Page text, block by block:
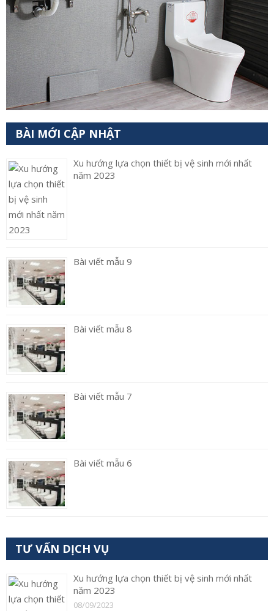
BÀI MỚI CẬP NHẬT
Xu hướng lựa chọn thiết bị vệ sinh mới nhất
năm 2023
Bài viết mẫu 9
Bài viết mẫu 8
Bài viết mẫu 7
Bài viết mẫu 6
TƯ VẤN DỊCH VỤ
Xu hướng lựa chọn thiết bị vệ sinh mới nhất
năm 2023
08/09/2023